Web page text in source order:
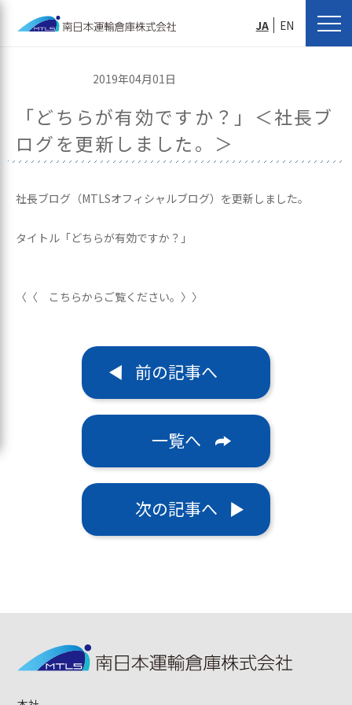
JA EN
2019年04月01日
「どちらが有効ですか？」＜社長ブ
ログを更新しました。＞
社長ブログ（MTLSオフィシャルブログ）を更新しました。
タイトル「どちらが有効ですか？」
〈〈 こちらからご覧ください。〉〉
前の記事へ
一覧へ
次の記事へ